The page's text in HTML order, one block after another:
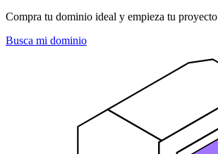
Compra tu dominio ideal y empieza tu
Busca mi dominio